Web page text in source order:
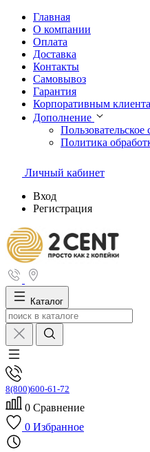
Главная
О компании
Оплата
Доставка
Контакты
Самовывоз
Гарантия
Корпоративным
Дополнение
Пользовательское
Политика
Личный кабинет
Вход
Регистрация
Каталог
8(800)600-61-72
0 Сравнение
0 Избранное